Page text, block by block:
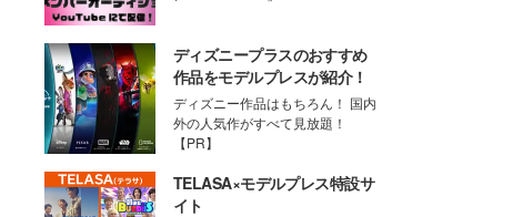
ディズニープラスのおすすめ
作品をモデルプレスが紹介！
ディズニー作品はもちろん！ 国内
外の人気作がすべて見放題！
【PR】
TELASA×モデルプレス特設サ
イト